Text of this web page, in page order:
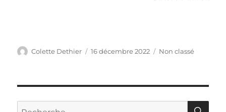
Auteur
Colette Dethier
Publié
16 décembre 2022 Catégories
Non classé
Recherche